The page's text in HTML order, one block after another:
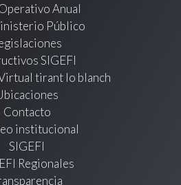
Anual
Público
SIGEFI
tirant lo blanch
Contacto
institucional
SIGEFI
Regionales